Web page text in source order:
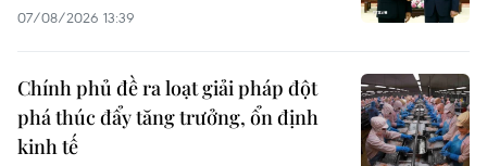
07/08/2026 13:39
Chính phủ đề ra loạt giải pháp đột
phá thúc đẩy tăng trưởng, ổn định
kinh tế